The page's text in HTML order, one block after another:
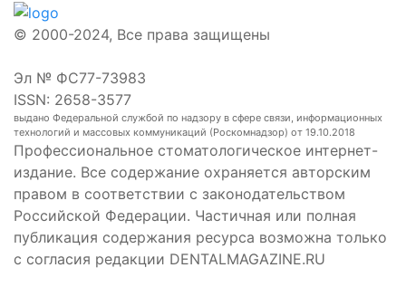
© 2000-2024, Все права защищены
Эл № ФС77-73983
ISSN: 2658-3577
выдано Федеральной службой по надзору в сфере связи, информационных
технологий и массовых коммуникаций (Роскомнадзор) от 19.10.2018
Профессиональное стоматологическое интернет-
издание. Все содержание охраняется авторским
правом в соответствии с законодательством
Российской Федерации. Частичная или полная
публикация содержания ресурса возможна только
с согласия редакции DENTALMAGAZINE.RU